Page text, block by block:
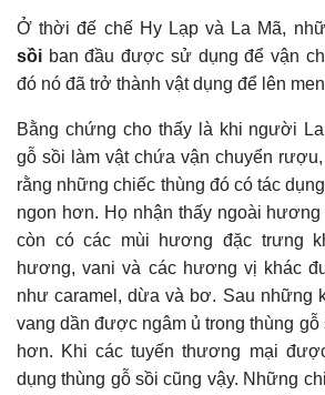
Ở thời đế chế Hy Lạp và La Mã,
sồi ban đầu được sử dụng để vận
đó nó đã trở thành vật dụng để lên
Bằng chứng cho thấy là khi người
gỗ sồi làm vật chứa vận chuyển
rằng những chiếc thùng đó có tác
ngon hơn. Họ nhận thấy ngoài
còn có các mùi hương đặc trưng
hương, vani và các hương vị khác
như caramel, dừa và bơ. Sau những
vang dần được ngâm ủ trong thùng
hơn. Khi các tuyến thương mại
dụng thùng gỗ sồi cũng vậy. Những